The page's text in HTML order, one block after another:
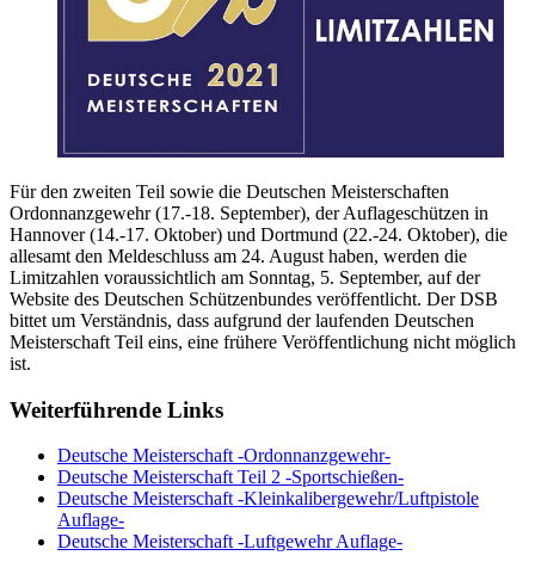
Für den zweiten Teil sowie die Deutschen Meisterschaften
Ordonnanzgewehr (17.-18. September), der Auflageschützen in
Hannover (14.-17. Oktober) und Dortmund (22.-24. Oktober), die
allesamt den Meldeschluss am 24. August haben, werden die
Limitzahlen voraussichtlich am Sonntag, 5. September, auf der
Website des Deutschen Schützenbundes veröffentlicht. Der DSB
bittet um Verständnis, dass aufgrund der laufenden Deutschen
Meisterschaft Teil eins, eine frühere Veröffentlichung nicht möglich
ist.
Weiterführende Links
Deutsche Meisterschaft -Ordonnanzgewehr-
Deutsche Meisterschaft Teil 2 -Sportschießen-
Deutsche Meisterschaft -Kleinkalibergewehr/Luftpistole
Auflage-
Deutsche Meisterschaft -Luftgewehr Auflage-